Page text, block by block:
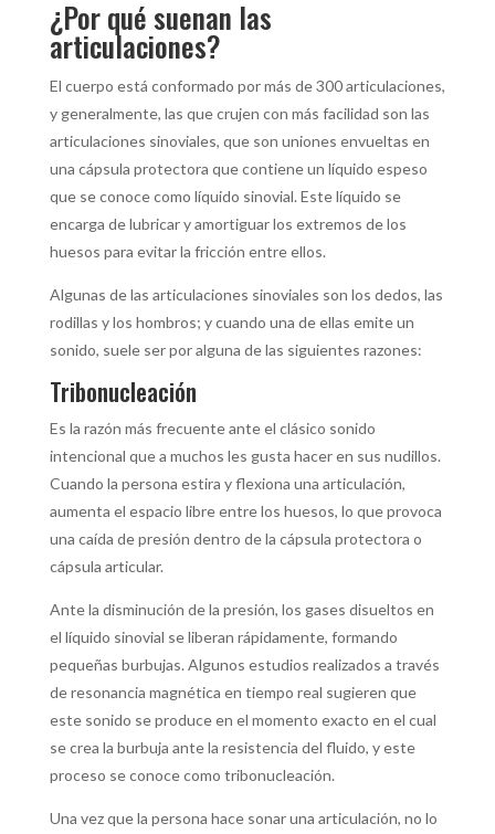
¿Por qué suenan las
articulaciones?
El cuerpo está conformado por más de 300 articulaciones,
y generalmente, las que crujen con más facilidad son las
articulaciones sinoviales, que son uniones envueltas en
una cápsula protectora que contiene un líquido espeso
que se conoce como líquido sinovial. Este líquido se
encarga de lubricar y amortiguar los extremos de los
huesos para evitar la fricción entre ellos.
Algunas de las articulaciones sinoviales son los dedos, las
rodillas y los hombros; y cuando una de ellas emite un
sonido, suele ser por alguna de las siguientes razones:
Tribonucleación
Es la razón más frecuente ante el clásico sonido
intencional que a muchos les gusta hacer en sus nudillos.
Cuando la persona estira y flexiona una articulación,
aumenta el espacio libre entre los huesos, lo que provoca
una caída de presión dentro de la cápsula protectora o
cápsula articular.
Ante la disminución de la presión, los gases disueltos en
el líquido sinovial se liberan rápidamente, formando
pequeñas burbujas. Algunos estudios realizados a través
de resonancia magnética en tiempo real sugieren que
este sonido se produce en el momento exacto en el cual
se crea la burbuja ante la resistencia del fluido, y este
proceso se conoce como tribonucleación.
Una vez que la persona hace sonar una articulación, no lo